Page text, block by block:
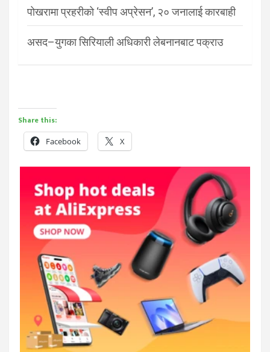
पोखरामा प्रहरीको ‘स्वीप अप्रेसन’, २० जनालाई कारबाही
असद–युगका सिरियाली अधिकारी लेबनानबाट पक्राउ
Share this:
Facebook X